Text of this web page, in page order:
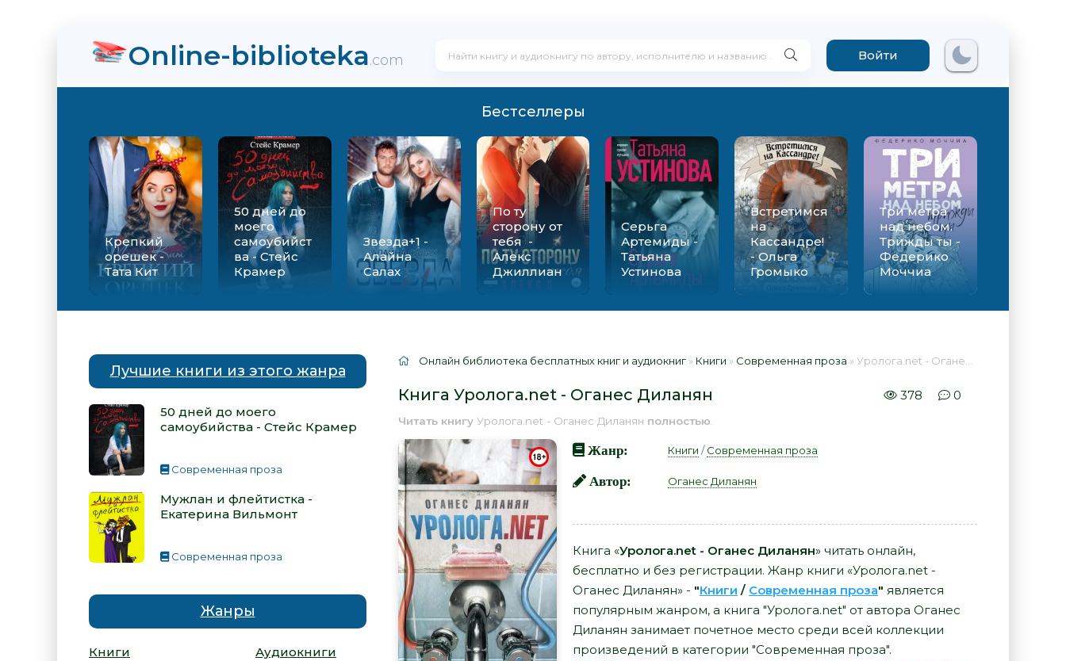
Online-biblioteka.com Войти
Бестселлеры
Крепкий
орешек -
Тата Кит
50 дней до
моего
самоубийст
ва - Стейс
Крамер
Звезда+1 -
Алайна
Салах
По ту
сторону от
тебя -
Алекс
Джиллиан
Серьга
Артемиды -
Татьяна
Устинова
Встретимся
на
Кассандре!
- Ольга
Громыко
Три метра
над небом.
Трижды ты -
Федерико
Моччиа
Лучшие книги из этого жанра
50 дней до моего
самоубийства - Стейс Крамер
Современная проза
Мужлан и флейтистка -
Екатерина Вильмонт
Современная проза
Жанры
Книги Аудиокниги
Онлайн библиотека бесплатных книг и аудиокниг » Книги » Современная проза » Уролога.net - Оганес Диланян 📕 - Книга онлайн бесплатно
Книга Уролога.net - Оганес Диланян 378 0
Читать книгу Уролога.net - Оганес Диланян полностью
Жанр: Книги /Современная проза
Автор: Оганес Диланян
Книга «Уролога.net - Оганес Диланян» читать онлайн,
бесплатно и без регистрации. Жанр книги «Уролога.net -
Оганес Диланян» - "Книги / Современная проза" является
популярным жанром, а книга "Уролога.net" от автора Оганес
Диланян занимает почетное место среди всей коллекции
произведений в категории "Современная проза".
Вильмонт